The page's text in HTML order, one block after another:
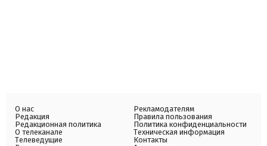
О нас
Редакция
Редакционная политика
О телеканале
Телеведущие
Рекламодателям
Правила пользования
Политика конфиденциальности
Техническая информация
Контакты